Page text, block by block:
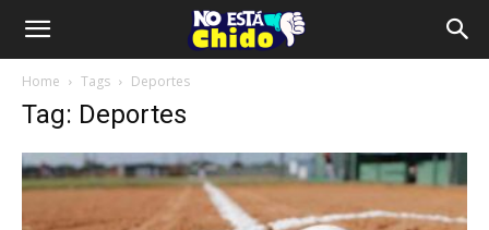
Home Tags Deportes
Tag: Deportes